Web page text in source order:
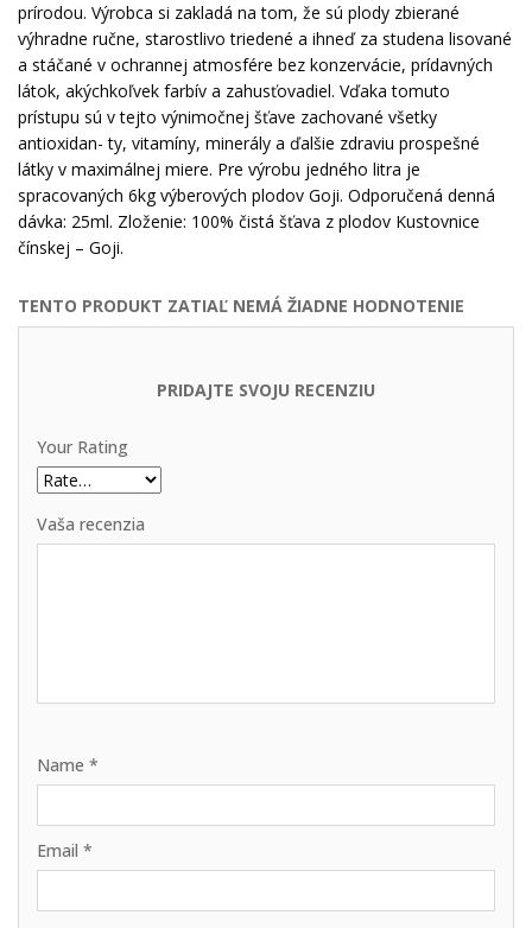
prírodou. Výrobca si zakladá na tom, že sú plody zbierané
výhradne ručne, starostlivo triedené a ihneď za studena lisované
a stáčané v ochrannej atmosfére bez konzervácie, prídavných
látok, akýchkoľvek farbív a zahusťovadiel. Vďaka tomuto
prístupu sú v tejto výnimočnej šťave zachované všetky
antioxidan- ty, vitamíny, minerály a ďalšie zdraviu prospešné
látky v maximálnej miere. Pre výrobu jedného litra je
spracovaných 6kg výberových plodov Goji. Odporučená denná
dávka: 25ml. Zloženie: 100% čistá šťava z plodov Kustovnice
čínskej – Goji.
TENTO PRODUKT ZATIAĽ NEMÁ ŽIADNE HODNOTENIE
PRIDAJTE SVOJU RECENZIU
Your Rating
Vaša recenzia
Name *
Email *